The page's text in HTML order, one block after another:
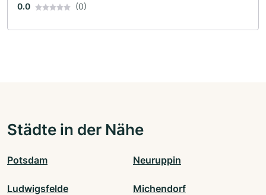
0.0 (0)
Städte in der Nähe
Potsdam Neuruppin
Ludwigsfelde Michendorf